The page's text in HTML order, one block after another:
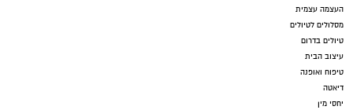
העצמה עצמית
מסלולים לטיולים
טיולים בדרום
עיצוב הבית
טיפוח ואופנה
דיאטה
יחסי מין